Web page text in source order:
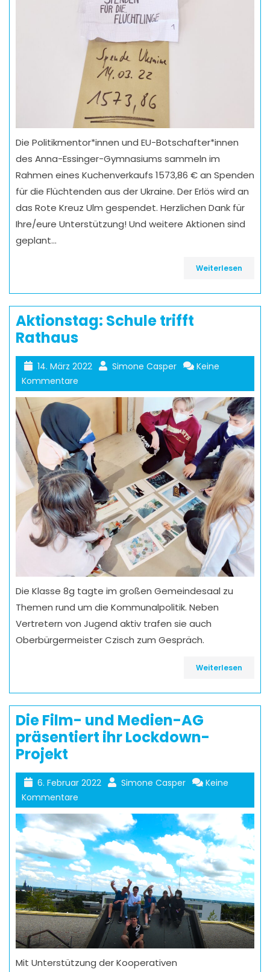
Die Politikmentor*innen und EU-Botschafter*innen
des Anna-Essinger-Gymnasiums sammeln im
Rahmen eines Kuchenverkaufs 1573,86 € an Spenden
für die Flüchtenden aus der Ukraine. Der Erlös wird an
das Rote Kreuz Ulm gespendet. Herzlichen Dank für
Ihre/eure Unterstützung! Und weitere Aktionen sind
geplant…
Weiterlesen
Aktionstag: Schule trifft
Rathaus
14. März 2022 Simone Casper
Keine
Kommentare
Die Klasse 8g tagte im großen Gemeindesaal zu
Themen rund um die Kommunalpolitik. Neben
Vertretern von Jugend aktiv trafen sie auch
Oberbürgermeister Czisch zum Gespräch.
Weiterlesen
Die Film- und Medien-AG
präsentiert ihr Lockdown-
Projekt
6. Februar 2022 Simone Casper
Keine
Kommentare
Mit Unterstützung der Kooperativen